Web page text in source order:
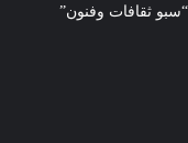
ثقافات وفنون”